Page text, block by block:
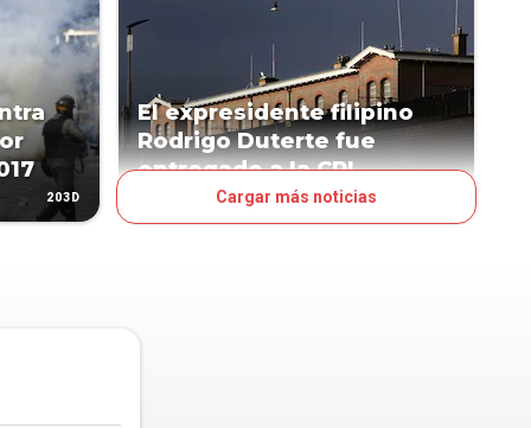
203D
El expresidente filipino
Rodrigo Duterte fue
entregado a la CPI
Cargar más noticias